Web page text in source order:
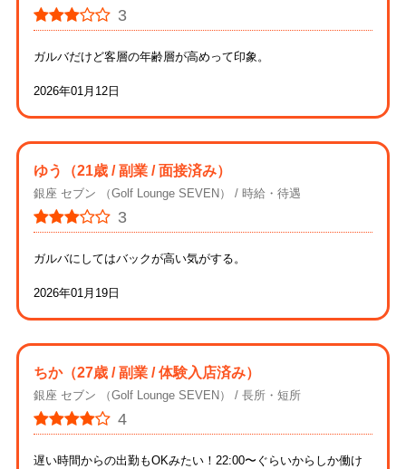
3
ガルバだけど客層の年齢層が高めって印象。
2026年01月12日
ゆう （21歳 / 副業 / 面接済み）
銀座 セブン （Golf Lounge SEVEN） 時給・待遇
3
ガルバにしてはバックが高い気がする。
2026年01月19日
ちか（27歳 / 副業 / 体験入店済み）
銀座 セブン （Golf Lounge SEVEN） 長所・短所
4
遅い時間からの出勤もOKみたい！22:00〜ぐらいからしか働け